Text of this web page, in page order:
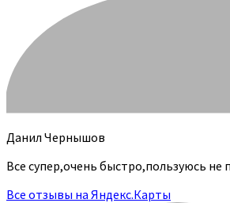
Данил Чернышов
Все супер,очень быстро,пользуюсь не
Все отзывы на Яндекс.Карты